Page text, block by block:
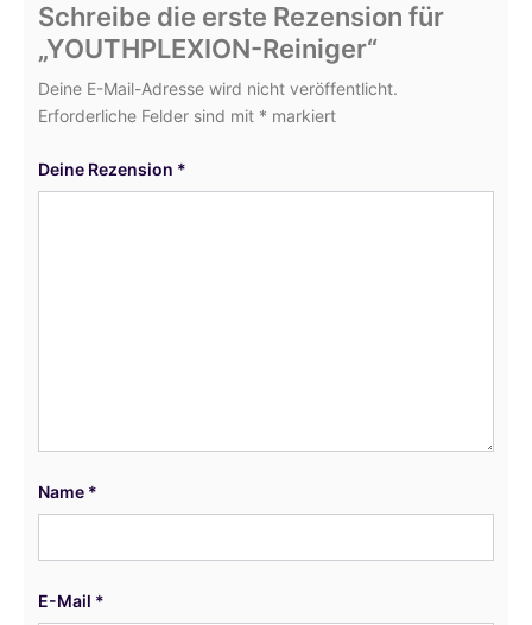
Schreibe die erste Rezension für
„YOUTHPLEXION-Reiniger“
Deine E-Mail-Adresse wird nicht veröffentlicht.
Erforderliche Felder sind mit * markiert
Deine Rezension *
Name *
E-Mail *